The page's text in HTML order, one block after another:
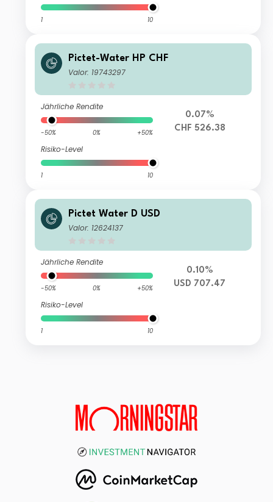
1 10
Pictet-Water HP CHF
Valor: 19743297
Jährliche Rendite
-50% 0% +50%
Risiko-Level
1 10
0.07%
CHF 526.38
Pictet Water D USD
Valor: 12624137
Jährliche Rendite
-50% 0% +50%
Risiko-Level
1 10
0.10%
USD 707.47